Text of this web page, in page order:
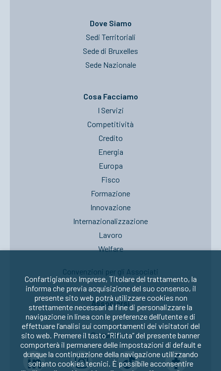
Dove Siamo
Sedi Territoriali
Sede di Bruxelles
Sede Nazionale
Cosa Facciamo
I Servizi
Competitività
Credito
Energia
Europa
Fisco
Formazione
Innovazione
Internazionalizzazione
Lavoro
Welfare
Convenzioni per gli Associati
Associarsi
Seguici su:
Confartigianato Imprese, Titolare del trattamento, la
informa che previa acquisizione del suo consenso, il
presente sito web potrà utilizzare cookies non
strettamente necessari al fine di personalizzare la
navigazione in linea con le preferenze dell’utente e di
effettuare l’analisi sui comportamenti dei visitatori del
sito web. Premere il tasto “Rifiuta” del presente banner
comporterà il permanere delle impostazioni di default e
dunque la continuazione della navigazione utilizzando
soltanto cookies tecnici. È possibile acconsentire